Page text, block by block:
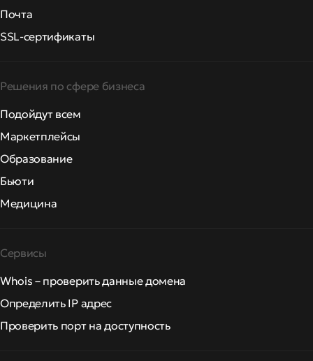
Почта
SSL-сертификаты
Решения по сфере бизнеса
Подойдут всем
Маркетплейсы
Образование
Бьюти
Медицина
Сервисы
Whois – проверить данные домена
Определить IP адрес
Проверить порт на доступность